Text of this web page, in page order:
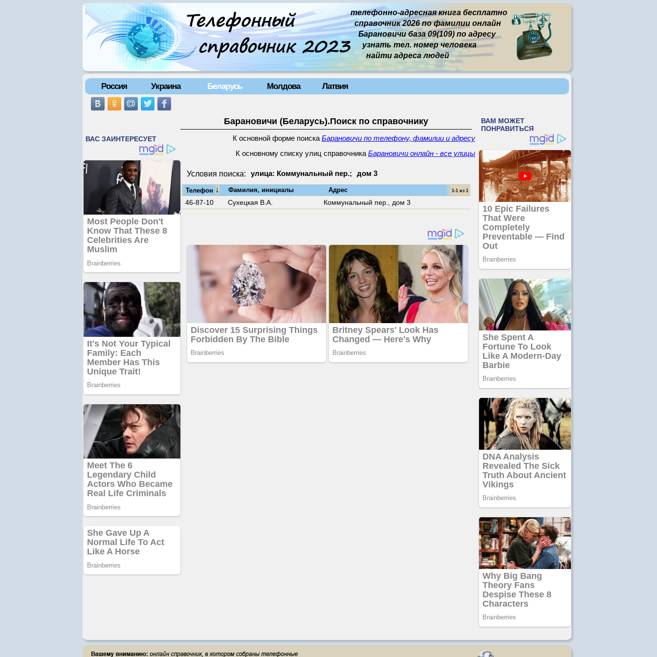
телефонно-адресная книга бесплатно
справочник 2026 по фамилии онлайн
Барановичи база 09(109) по адресу
узнать тел. номер человека
найти адреса людей
Россия Украина Беларусь Молдова Латвия
Барановичи (Беларусь).Поиск по справочнику
К основной форме поиска Барановичи по телефону, фамилии и адресу
К основному списку улиц справочника Барановичи онлайн - все улицы
Условия поиска: улица: Коммунальный пер.; дом 3
Телефон ↓ Фамилия, инициалы Адрес 1-1 из 1
46-87-10 Сухецкая В.А. Коммунальный пер., дом 3